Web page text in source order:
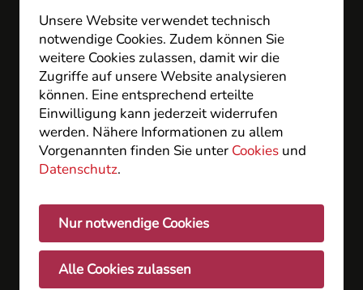
Unsere Website verwendet technisch
notwendige Cookies. Zudem können Sie
weitere Cookies zulassen, damit wir die
Zugriffe auf unsere Website analysieren
können. Eine entsprechend erteilte
Einwilligung kann jederzeit widerrufen
werden. Nähere Informationen zu allem
Vorgenannten finden Sie unter Cookies und
Datenschutz.
Nur notwendige Cookies
Alle Cookies zulassen
medicum Facharztzentrum
Wiesbaden GbR
Langenbeckplatz 2
D - 65189 Wiesbaden
Inhalt
Fachärzte
Service